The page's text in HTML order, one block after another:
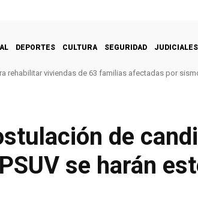
DEPORTES CULTURA SEGURIDAD JUDICIALES
rehabilitar viviendas de 63 familias afectadas por
de
se harán